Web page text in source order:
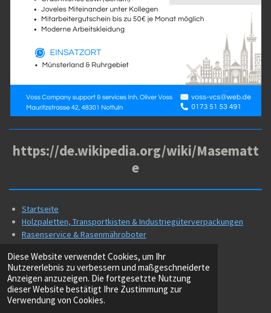
Diese Website verwendet Cookies, um Ihr
Nutzererlebnis zu verbessern und maßgeschneiderte
Anzeigen anzuzeigen. Die fortgesetzte Nutzung
dieser Website bestätigt Ihre Zustimmung zur
Verwendung von Cookies.
https://de.wikipedia.org/wiki/Masematt
e
Startseite
Holzpaletten, Transportkisten & Industriegüterverpackungen
Rasenservice & Rasenmähroboter
Jobs
Businesspartner
Soziales / Sponsoring
© 2022 - 2026 voss-vcs.de